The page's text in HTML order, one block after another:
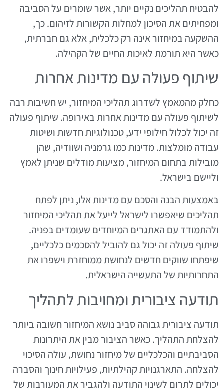
להבטיח תהליכים נקיים יותר, אשר שומרים על הסביבה
ומפחיתים את הסיכון למחלות הקשורות לזיהום. כך,
ההשקעה במיחזור אינה רק כלכלית, אלא גם חברתית,
כאשר היא תורמת לאיכות החיים של הקהילה.
שיתוף פעולה עם מדינות אחרות
כחלק מהמאמץ לשדרוג תהליכי המיחזור, יש חשיבות רבה
לשיתוף פעולה עם מדינות אחרות באירופה. שיתוף פעולה
זה יכול לכלול חילופי ידע, טכנולוגיות חדשות ושיטות
עבודה מומלצות. מדינות כמו גרמניה ושוודיה, שהן
מובילות בתחום המיחזור, מציעות מודלים שניתן לאמץ
וליישם בישראל.
באמצעות הבנה והסכם עם מדינות אלו, ניתן לפתח
תהליכים שיאפשרו לישראל לייעל את תהליכי המיחזור
ולהתמודד עם האתגרים המיוחדים שעומדים בפניה.
שיתוף פעולה זה יכול גם להוביל להסכמים כלכליים,
שיפתחו שווקים חדשים לנחושת ממוחזרת וישפרו את
התחרותיות של התעשייה הישראלית.
תודעה ציבורית ומחויבות לתהליך
תודעה ציבורית גבוהה סביב נושא המיחזור חשובה ביותר
להצלחת התהליך. כאשר הציבור מבין את היתרונות
הסביבתיים והכלכליים של מיחזור נחושת, עולה הסיכוי
להצלחה. התארגנויות קהילתיות, פעילויות חינוך והסברה
יכולים לתרום לשינוי התודעה ולהגביר את המעורבות של